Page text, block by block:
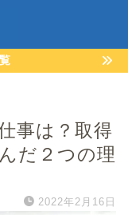
事は？取得
だ２つの理
2022年2月16日